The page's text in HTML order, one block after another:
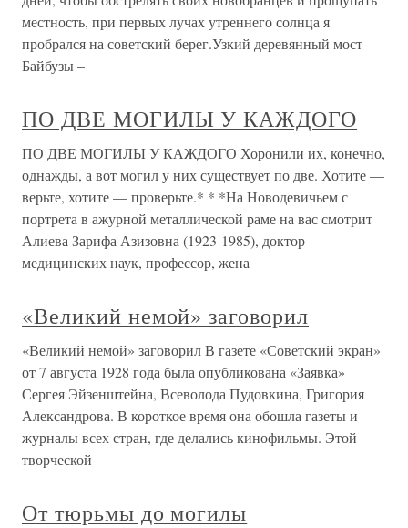
местность, при первых лучах утреннего солнца я
пробрался на советский берег.Узкий деревянный мост
Байбузы –
ПО ДВЕ МОГИЛЫ У КАЖДОГО
ПО ДВЕ МОГИЛЫ У КАЖДОГО Хоронили их, конечно,
однажды, а вот могил у них существует по две. Хотите —
верьте, хотите — проверьте.* * *На Новодевичьем с
портрета в ажурной металлической раме на вас смотрит
Алиева Зарифа Азизовна (1923-1985), доктор
медицинских наук, профессор, жена
«Великий немой» заговорил
«Великий немой» заговорил В газете «Советский экран»
от 7 августа 1928 года была опубликована «Заявка»
Сергея Эйзенштейна, Всеволода Пудовкина, Григория
Александрова. В короткое время она обошла газеты и
журналы всех стран, где делались кинофильмы. Этой
творческой
От тюрьмы до могилы